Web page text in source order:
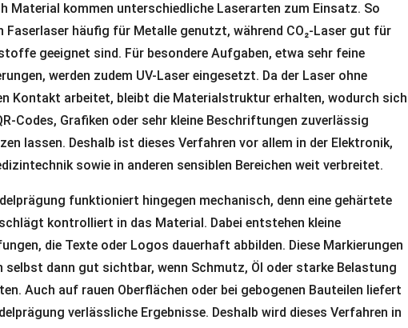
Material kommen unterschiedliche Laserarten zum Einsatz. So
Faserlaser häufig für Metalle genutzt, während CO₂-Laser gut für
geeignet sind. Für besondere Aufgaben, etwa sehr feine
werden zudem UV-Laser eingesetzt. Da der Laser ohne
Kontakt arbeitet, bleibt die Materialstruktur erhalten, wodurch sich
Codes, Grafiken oder sehr kleine Beschriftungen zuverlässig
lassen. Deshalb ist dieses Verfahren vor allem in der Elektronik,
sowie in anderen sensiblen Bereichen weit verbreitet.
funktioniert hingegen mechanisch, denn eine gehärtete
kontrolliert in das Material. Dabei entstehen kleine
die Texte oder Logos dauerhaft abbilden. Diese Markierungen
selbst dann gut sichtbar, wenn Schmutz, Öl oder starke Belastung
Auch auf rauen Oberflächen oder bei gebogenen Bauteilen liefert
verlässliche Ergebnisse. Deshalb wird dieses Verfahren in